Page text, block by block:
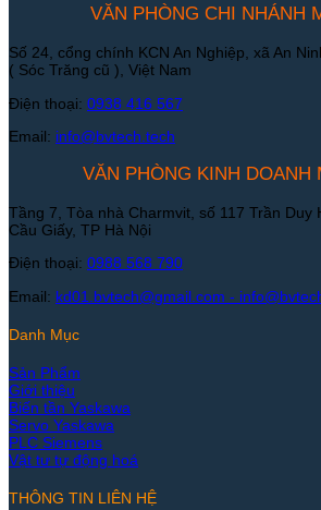
VĂN PHÒNG CHI NHÁNH
Số 24, cổng chính KCN An Nghiệp, xã An
( Sóc Trăng cũ ), Việt Nam
Điện thoại: 0938 416 567
Email: info@bvtech.tech
VĂN PHÒNG KINH DOANH
Tầng 7, Tòa nhà Charmvit, số 117 Trần Duy
Cầu Giấy, TP Hà Nội
Điện thoại: 0988 568 790
Email: kd01.bvtech@gmail.com -
Danh Mục
Sản Phẩm
Giới thiệu
Biến tần Yaskawa
Servo Yaskawa
PLC Siemens
Vật tư tự động hoá
THÔNG TIN LIÊN HỆ